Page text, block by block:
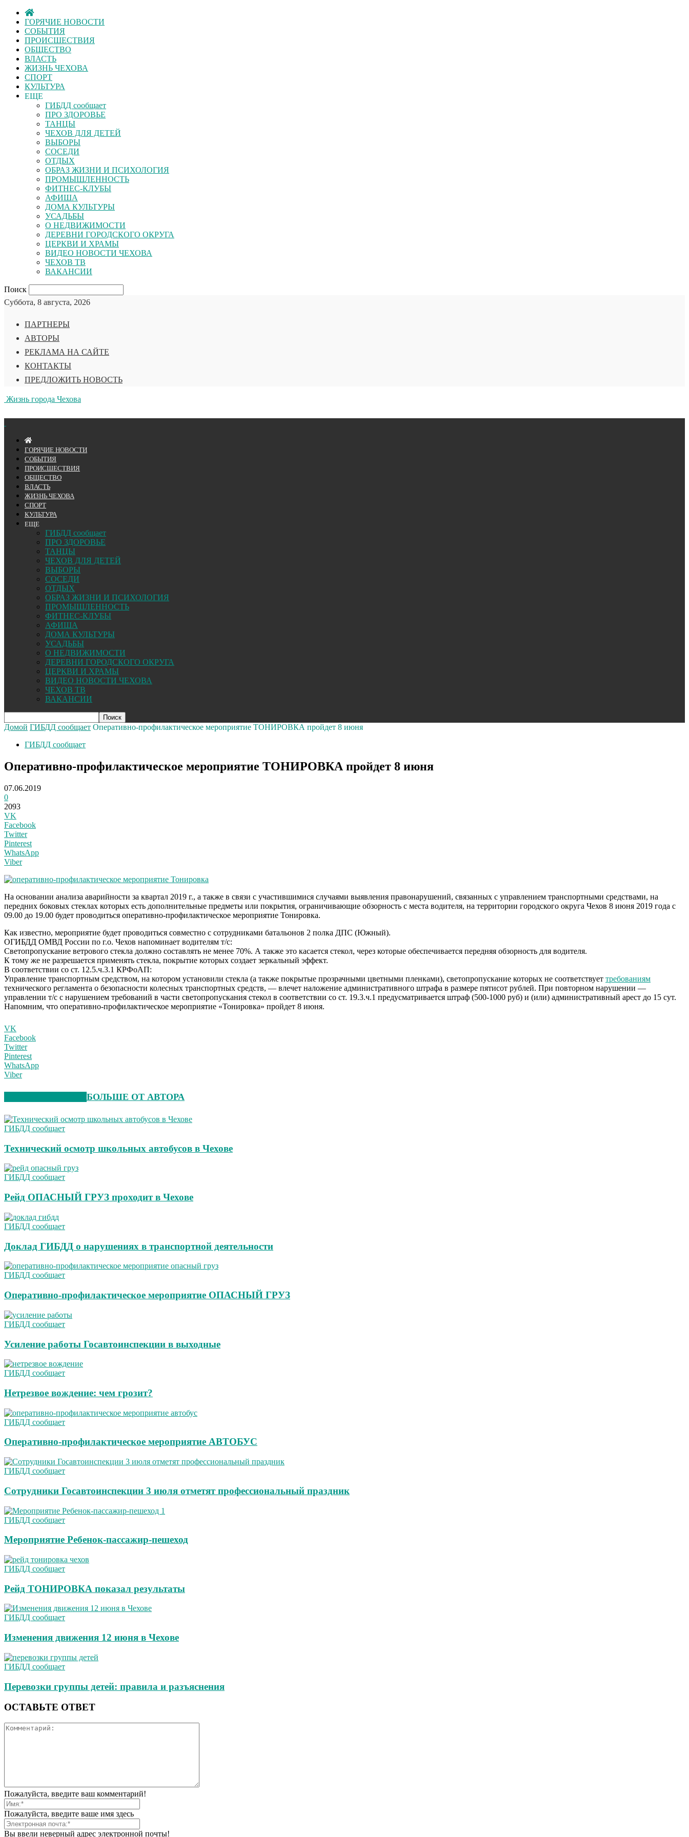
ГОРЯЧИЕ НОВОСТИ
СОБЫТИЯ
ПРОИСШЕСТВИЯ
ОБЩЕСТВО
ВЛАСТЬ
ЖИЗНЬ ЧЕХОВА
СПОРТ
КУЛЬТУРА
ЕЩЕ
ГИБДД сообщает
ПРО ЗДОРОВЬЕ
ТАНЦЫ
ЧЕХОВ ДЛЯ ДЕТЕЙ
ВЫБОРЫ
СОСЕДИ
ОТДЫХ
ОБРАЗ ЖИЗНИ И ПСИХОЛОГИЯ
ПРОМЫШЛЕННОСТЬ
ФИТНЕС-КЛУБЫ
АФИША
ДОМА КУЛЬТУРЫ
УСАДЬБЫ
О НЕДВИЖИМОСТИ
ДЕРЕВНИ ГОРОДСКОГО ОКРУГА
ЦЕРКВИ И ХРАМЫ
ВИДЕО НОВОСТИ ЧЕХОВА
ЧЕХОВ ТВ
ВАКАНСИИ
Поиск
Суббота, 8 августа, 2026
ПАРТНЕРЫ
АВТОРЫ
РЕКЛАМА НА САЙТЕ
КОНТАКТЫ
ПРЕДЛОЖИТЬ НОВОСТЬ
Жизнь города Чехова
ГОРЯЧИЕ НОВОСТИ
СОБЫТИЯ
ПРОИСШЕСТВИЯ
ОБЩЕСТВО
ВЛАСТЬ
ЖИЗНЬ ЧЕХОВА
СПОРТ
КУЛЬТУРА
ЕЩЕ
ГИБДД сообщает
ПРО ЗДОРОВЬЕ
ТАНЦЫ
ЧЕХОВ ДЛЯ ДЕТЕЙ
ВЫБОРЫ
СОСЕДИ
ОТДЫХ
ОБРАЗ ЖИЗНИ И ПСИХОЛОГИЯ
ПРОМЫШЛЕННОСТЬ
ФИТНЕС-КЛУБЫ
АФИША
ДОМА КУЛЬТУРЫ
УСАДЬБЫ
О НЕДВИЖИМОСТИ
ДЕРЕВНИ ГОРОДСКОГО ОКРУГА
ЦЕРКВИ И ХРАМЫ
ВИДЕО НОВОСТИ ЧЕХОВА
ЧЕХОВ ТВ
ВАКАНСИИ
Домой ГИБДД сообщает Оперативно-профилактическое мероприятие ТОНИРОВКА пройдет 8 июня
ГИБДД сообщает
Оперативно-профилактическое мероприятие ТОНИРОВКА пройдет 8 июня
07.06.2019
0
2093
VK
Facebook
Twitter
Pinterest
WhatsApp
Viber
На основании анализа аварийности за квартал 2019 г., а также в связи с участившимися случаями выявления правонарушений, связанных с управлением транспортными средствами, на
передних боковых стеклах которых есть дополнительные предметы или покрытия, ограничивающие обзорность с места водителя, на территории городского округа Чехов 8 июня 2019 года с
09.00 до 19.00 будет проводиться оперативно-профилактическое мероприятие Тонировка.
Как известно, мероприятие будет проводиться совместно с сотрудниками батальонов 2 полка ДПС (Южный).
ОГИБДД ОМВД России по г.о. Чехов напоминает водителям т/с:
Светопропускание ветрового стекла должно составлять не менее 70%. А также это касается стекол, через которые обеспечивается передняя обзорность для водителя.
К тому же не разрешается применять стекла, покрытие которых создает зеркальный эффект.
В соответствии со ст. 12.5.ч.3.1 КРФоАП:
Управление транспортным средством, на котором установили стекла (а также покрытые прозрачными цветными пленками), светопропускание которых не соответствует требованиям
технического регламента о безопасности колесных транспортных средств, — влечет наложение административного штрафа в размере пятисот рублей. При повторном нарушении —
управлении т/с с нарушением требований в части светопропускания стекол в соответствии со ст. 19.3.ч.1 предусматривается штраф (500-1000 руб) и (или) административный арест до 15 сут.
Напомним, что оперативно-профилактическое мероприятие «Тонировка» пройдет 8 июня.
VK
Facebook
Twitter
Pinterest
WhatsApp
Viber
БОЛЬШЕ ОТ АВТОРА
ГИБДД сообщает
Технический осмотр школьных автобусов в Чехове
ГИБДД сообщает
Рейд ОПАСНЫЙ ГРУЗ проходит в Чехове
ГИБДД сообщает
Доклад ГИБДД о нарушениях в транспортной деятельности
ГИБДД сообщает
Оперативно-профилактическое мероприятие ОПАСНЫЙ ГРУЗ
ГИБДД сообщает
Усиление работы Госавтоинспекции в выходные
ГИБДД сообщает
Нетрезвое вождение: чем грозит?
ГИБДД сообщает
Оперативно-профилактическое мероприятие АВТОБУС
ГИБДД сообщает
Сотрудники Госавтоинспекции 3 июля отметят профессиональный праздник
ГИБДД сообщает
Мероприятие Ребенок-пассажир-пешеход
ГИБДД сообщает
Рейд ТОНИРОВКА показал результаты
ГИБДД сообщает
Изменения движения 12 июня в Чехове
ГИБДД сообщает
Перевозки группы детей: правила и разъяснения
ОСТАВЬТЕ ОТВЕТ
Пожалуйста, введите ваш комментарий!
Пожалуйста, введите ваше имя здесь
Вы ввели неверный адрес электронной почты!